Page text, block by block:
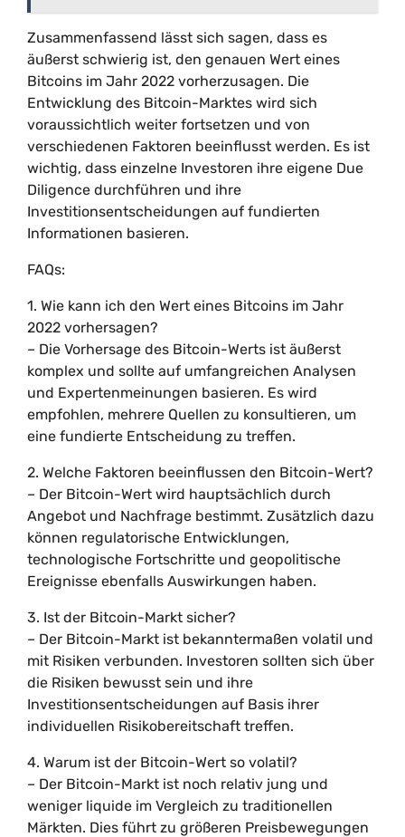
Zusammenfassend lässt sich sagen, dass es
äußerst schwierig ist, den genauen Wert eines
Bitcoins im Jahr 2022 vorherzusagen. Die
Entwicklung des Bitcoin-Marktes wird sich
voraussichtlich weiter fortsetzen und von
verschiedenen Faktoren beeinflusst werden. Es ist
wichtig, dass einzelne Investoren ihre eigene Due
Diligence durchführen und ihre
Investitionsentscheidungen auf fundierten
Informationen basieren.
FAQs:
1. Wie kann ich den Wert eines Bitcoins im Jahr
2022 vorhersagen?
– Die Vorhersage des Bitcoin-Werts ist äußerst
komplex und sollte auf umfangreichen Analysen
und Expertenmeinungen basieren. Es wird
empfohlen, mehrere Quellen zu konsultieren, um
eine fundierte Entscheidung zu treffen.
2. Welche Faktoren beeinflussen den Bitcoin-Wert?
– Der Bitcoin-Wert wird hauptsächlich durch
Angebot und Nachfrage bestimmt. Zusätzlich dazu
können regulatorische Entwicklungen,
technologische Fortschritte und geopolitische
Ereignisse ebenfalls Auswirkungen haben.
3. Ist der Bitcoin-Markt sicher?
– Der Bitcoin-Markt ist bekanntermaßen volatil und
mit Risiken verbunden. Investoren sollten sich über
die Risiken bewusst sein und ihre
Investitionsentscheidungen auf Basis ihrer
individuellen Risikobereitschaft treffen.
4. Warum ist der Bitcoin-Wert so volatil?
– Der Bitcoin-Markt ist noch relativ jung und
weniger liquide im Vergleich zu traditionellen
Märkten. Dies führt zu größeren Preisbewegungen